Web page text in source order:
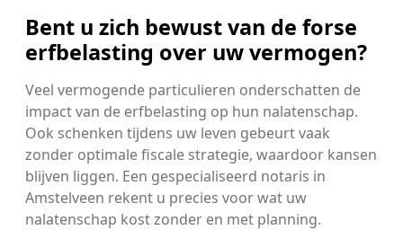
Bent u zich bewust van de forse
erfbelasting over uw vermogen?
Veel vermogende particulieren onderschatten de
impact van de erfbelasting op hun nalatenschap.
Ook schenken tijdens uw leven gebeurt vaak
zonder optimale fiscale strategie, waardoor kansen
blijven liggen. Een gespecialiseerd notaris in
Amstelveen rekent u precies voor wat uw
nalatenschap kost zonder en met planning.